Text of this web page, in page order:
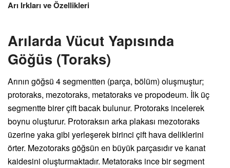
Arı Irkları ve Özellikleri
Arılarda Vücut Yapısında
Göğüs (Toraks)
Arının göğsü 4 segmentten (parça, bölüm) oluşmuştur;
protoraks, mezotoraks, metatoraks ve propodeum. İlk üç
segmentte birer çift bacak bulunur. Protoraks incelerek
boynu oluşturur. Protoraksın arka plakası mezotoraks
üzerine yaka gibi yerleşerek birinci çift hava deliklerini
örter. Mezotoraks göğsün en büyük parçasıdır ve kanat
kaidesini oluşturmaktadır. Metatoraks ince bir segment